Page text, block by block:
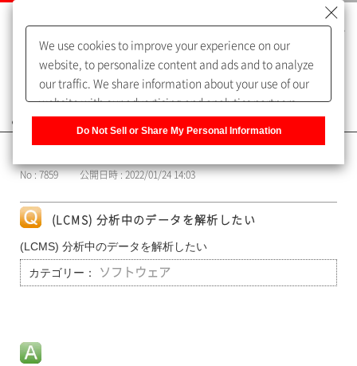
よくあるご質問（FAQ）
No : 7859 公開日時 : 2022/01/24 14:03
(LCMS) 分析中のデータを解析したい
(LCMS) 分析中のデータを解析したい
カテゴリー： ソフトウェア
We use cookies to improve your experience on our
website, to personalize content and ads and to analyze
our traffic. We share information about your use of our
website with our advertising and analytics partners,
of our sharing information about you with our partners.
Information] to customize your cookie settings on our
Do Not Sell or Share My Personal Information